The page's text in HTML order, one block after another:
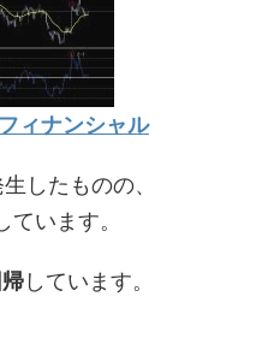
ィナンシャル
したものの、
います。
しています。